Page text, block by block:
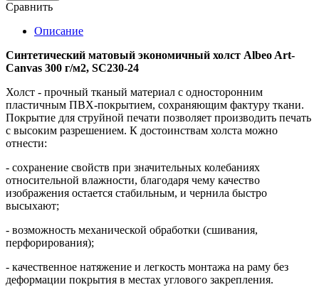
Сравнить
Описание
Синтетический матовый экономичный холст Albeo Art-
Canvas 300 г/м2, SC230-24
Холст - прочный тканый материал с односторонним
пластичным ПВХ-покрытием, сохраняющим фактуру ткани.
Покрытие для струйной печати позволяет производить печать
с высоким разрешением. К достоинствам холста можно
отнести:
- сохранение свойств при значительных колебаниях
относительной влажности, благодаря чему качество
изображения остается стабильным, и чернила быстро
высыхают;
- возможность механической обработки (сшивания,
перфорирования);
- качественное натяжение и легкость монтажа на раму без
деформации покрытия в местах углового закрепления.